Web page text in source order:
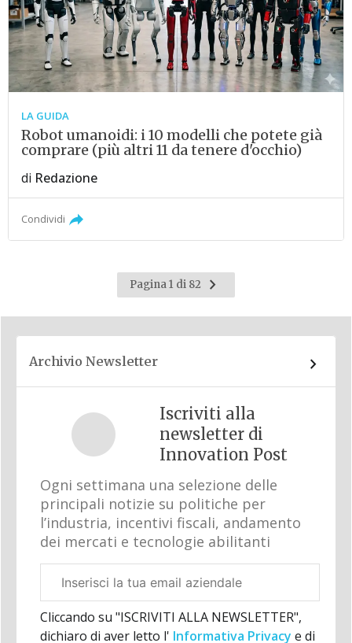
LA GUIDA
Robot umanoidi: i 10 modelli che potete già
comprare (più altri 11 da tenere d'occhio)
di Redazione
Condividi
Pagina 1 di 82
Pagina
successiva
Archivio Newsletter
Iscriviti alla
newsletter di
Innovation Post
Ogni settimana una selezione delle
principali notizie su politiche per
l’industria, incentivi fiscali, andamento
dei mercati e tecnologie abilitanti
aziendale
Cliccando su "ISCRIVITI ALLA NEWSLETTER",
dichiaro di aver letto l' Informativa Privacy e di